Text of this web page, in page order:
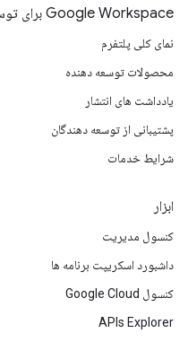
Google Workspace برای توسعه دهندگان
نمای کلی پلتفرم
محصولات توسعه دهنده
یادداشت های انتشار
پشتیبانی از توسعه دهندگان
شرایط خدمات
ابزار
کنسول مدیریت
داشبورد اسکریپت برنامه ها
کنسول Google Cloud
APIs Explorer